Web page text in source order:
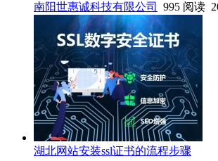
南阳世惠诚科技有限公司 995 阅读
湖北网站安装ssl证书的流程步骤